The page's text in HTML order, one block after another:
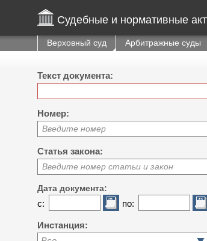
Судебные и нормативные
Верховный суд Арбитражные суды
Текст документа:
Номер:
Введите номер
Статья закона:
Введите номер статьи и закон
Дата документа:
с: по:
Инстанция: